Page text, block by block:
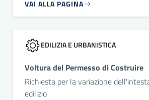
VAI ALLA PAGINA
EDILIZIA E URBANISTICA
Voltura del Permesso di Costruire
Richiesta per la variazione
edilizio